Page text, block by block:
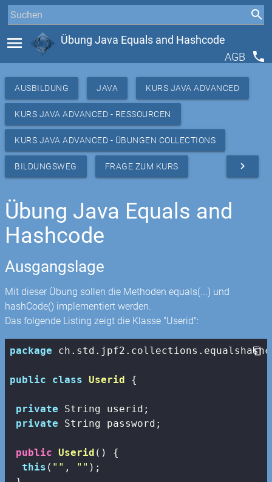
menu
Übung Java Equals and Hashcode
AGB
phone
AUSBILDUNG JAVA KURS JAVA ADVANCED
KURS JAVA ADVANCED - RESSOURCEN
KURS JAVA ADVANCED - ÜBUNGEN COLLECTIONS
BILDUNGSWEG FRAGE ZUM KURS navigate_next
Übung Java Equals and
Hashcode
Ausgangslage
Mit dieser Übung sollen die Methoden equals(...) und
hashCode() implementiert werden.
Das folgende Listing zeigt die Klasse "Userid":
package
public class Userid {
private String userid;
private String password;
public Userid ()
{
this ( "" , "" );